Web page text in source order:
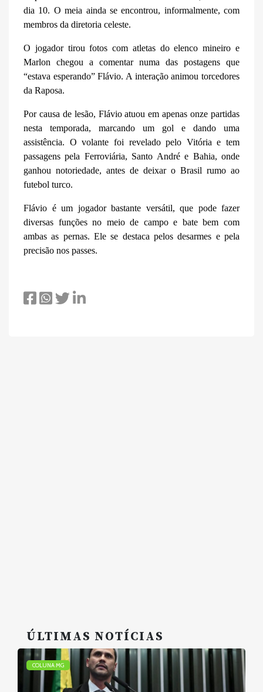
dia 10. O meia ainda se encontrou, informalmente, com
membros da diretoria celeste.
O jogador tirou fotos com atletas do elenco mineiro e
Marlon chegou a comentar numa das postagens que
“estava esperando” Flávio. A interação animou torcedores
da Raposa.
Por causa de lesão, Flávio atuou em apenas onze partidas
nesta temporada, marcando um gol e dando uma
assistência. O volante foi revelado pelo Vitória e tem
passagens pela Ferroviária, Santo André e Bahia, onde
ganhou notoriedade, antes de deixar o Brasil rumo ao
futebol turco.
Flávio é um jogador bastante versátil, que pode fazer
diversas funções no meio de campo e bate bem com
ambas as pernas. Ele se destaca pelos desarmes e pela
precisão nos passes.
ÚLTIMAS NOTÍCIAS
COLUNA MG